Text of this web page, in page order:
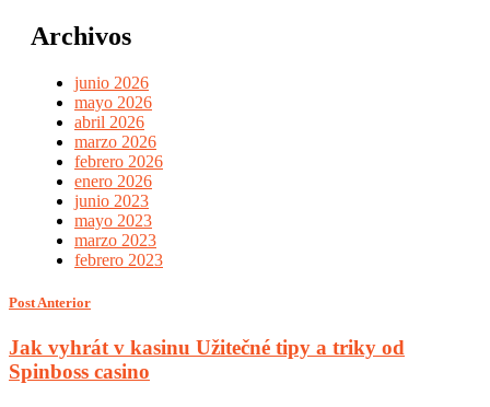
Archivos
junio 2026
mayo 2026
abril 2026
marzo 2026
febrero 2026
enero 2026
junio 2023
mayo 2023
marzo 2023
febrero 2023
Post Anterior
Jak vyhrát v kasinu Užitečné tipy a triky od
Spinboss casino